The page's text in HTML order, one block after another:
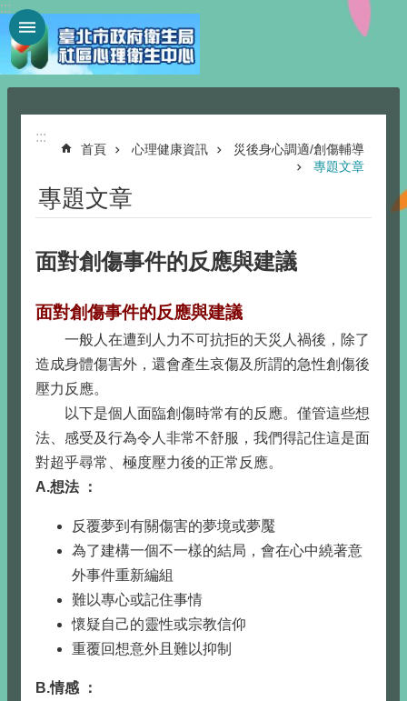
跳到主要內容區塊
:::
:::
首頁 心理健康資訊
災後身心調適/創傷輔導
專題文章
專題文章
面對創傷事件的反應與建議
面對創傷事件的反應與建議
一般人在遭到人力不可抗拒的天災人禍後，除了
造成身體傷害外，還會產生哀傷及所謂的急性創傷後
壓力反應。
以下是個人面臨創傷時常有的反應。僅管這些想
法、感受及行為令人非常不舒服，我們得記住這是面
對超乎尋常、極度壓力後的正常反應。
A.想法 ：
反覆夢到有關傷害的夢境或夢魘
為了建構一個不一樣的結局，會在心中繞著意
外事件重新編組
難以專心或記住事情
懷疑自己的靈性或宗教信仰
重覆回想意外且難以抑制
B.情感 ：